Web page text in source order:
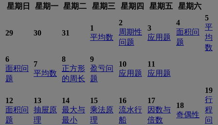
星期日 星期一 星期二 星期三 星期四 星期五 星期六
29 30 31
1
平均数
2
周期性
问题
3
应用题
4
面积问
题
5
平
均
数
6
面积问
题
7
平均数
8
正方形
的周长
9
盈亏问
题
10
应用题
11
应用题
12
面积问
题
13
抽屉原
理
14
最大与
最小
15
乘法原
理
16
流水行
船
17
因数与
倍数
18
奇偶性
19
行
程
问